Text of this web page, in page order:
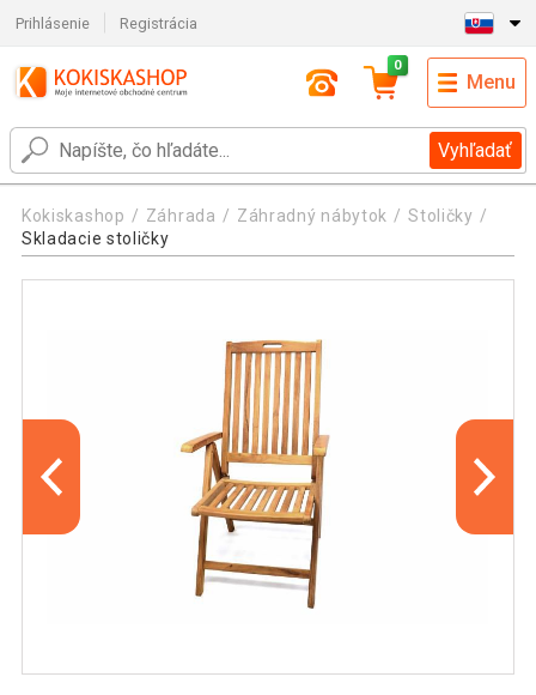
Prihlásenie Registrácia
Vyhľadať
0
Menu
Kokiskashop Záhrada Záhradný nábytok
Stoličky
Skladacie stoličky